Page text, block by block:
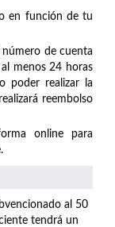
en función de tu
de cuenta
menos 24 horas
poder realizar la
reembolso
online para
al 50
tendrá un